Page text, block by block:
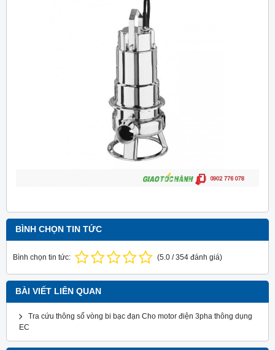
BÌNH CHỌN TIN TỨC
Bình chọn tin tức: (5.0 /354 đánh giá)
BÀI VIẾT LIÊN QUAN
Tra cứu thông số vòng bi bạc đạn Cho motor điện 3pha thông dụng
EC